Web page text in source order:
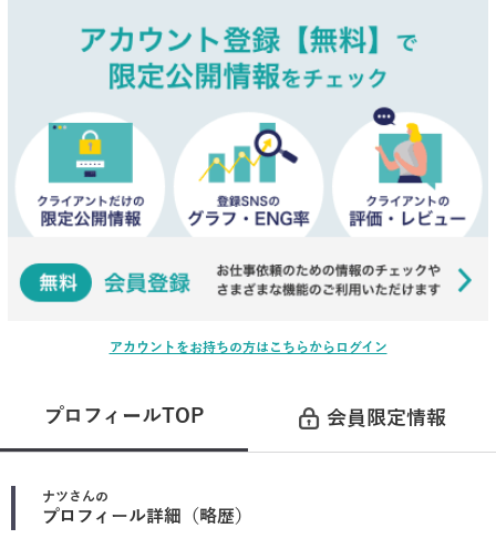
アカウントをお持ちの方はこちらからログイン
プロフィールTOP 会員限定情報
ナツ さんの
プロフィール詳細（略歴）